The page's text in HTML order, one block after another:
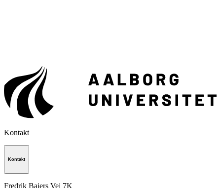
Kontakt
Kontakt
Fredrik Bajers Vej 7K